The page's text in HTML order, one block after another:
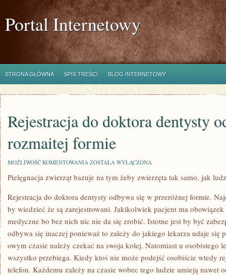
Portal Internetowy
STRONA GŁÓWNA SPIS TREŚCI BLOG INTERNETOWY
Rejestracja do doktora dentysty
rozmaitej formie
MOŻLIWOŚĆ KOMENTOWANIA REJESTRACJA
DOKTORA
DENTYSTY
SIĘ
W
FORMIE
ZOSTAŁA WYŁĄCZONA
Pielęgnacja zwierząt bazuje na tym żeby zwierzęta tak samo, jak
Rejestracja do doktora dentysty odbywa się w przeróżnej formie.
by wiedzieć że są zarejestrowani. Jakikolwiek pacjent ma
medyczne bo bez nich nic nie da się zrobić. Istotne jest by być
odbywa się inaczej ponieważ to zależy do jakiego lekarza udaje się
owym czasie należy czekać na swoja kolej. Natomiast u osobistego
wszystko przebiega. Kiedy ktoś nie może podejść osobiście wtedy
telefon. Każdemu zależy na czasie wobec tego ludzie umieją nawet